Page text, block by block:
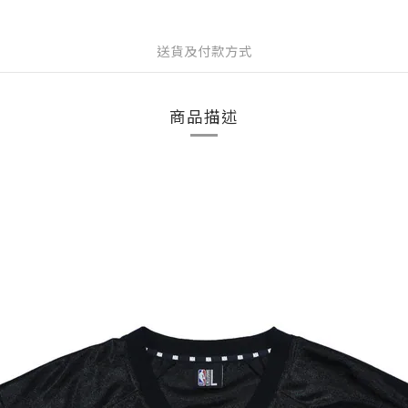
送貨及付款方式
商品描述